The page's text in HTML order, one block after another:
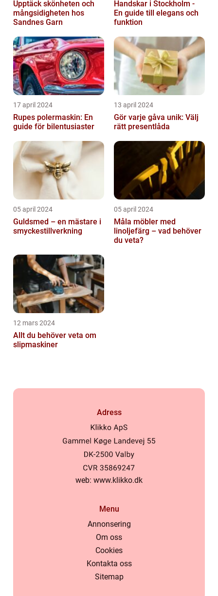
Upptäck skönheten och
mångsidigheten hos
Sandnes Garn
Handskar i Stockholm -
En guide till elegans och
funktion
17 april 2024
Rupes polermaskin: En
guide för bilentusiaster
13 april 2024
Gör varje gåva unik: Välj
rätt presentlåda
05 april 2024
Guldsmed – en mästare i
smyckestillverkning
05 april 2024
Måla möbler med
linoljefärg – vad behöver
du veta?
12 mars 2024
Allt du behöver veta om
slipmaskiner
Adress
web: www.klikko.dk
Menu
Annonsering
Om oss
Cookies
Kontakta oss
Sitemap